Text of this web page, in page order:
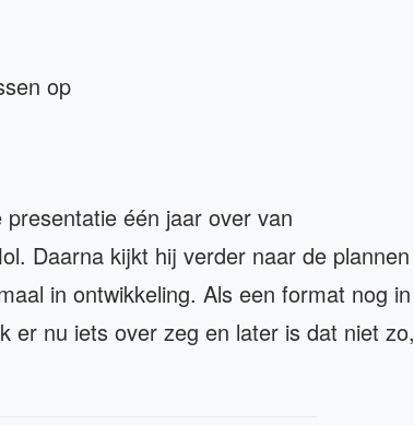
op
één jaar over van
Daarna kijkt hij verder naar de plannen
in ontwikkeling. Als een format nog in
er nu iets over zeg en later is dat niet zo,